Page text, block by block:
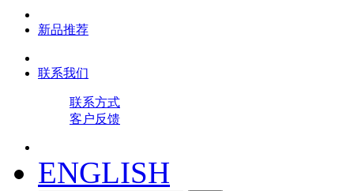
新品推荐
联系我们
联系方式
客户反馈
ENGLISH